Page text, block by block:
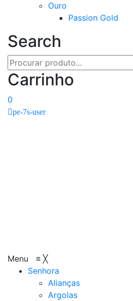
Ouro
Passion Gold
Search
Carrinho
0
pe-7s-user
Menu ≡ ╳
Senhora
Alianças
Argolas